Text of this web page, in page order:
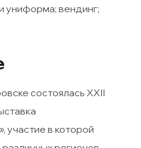
униформа; вендинг;
состоялась XXII
в которой